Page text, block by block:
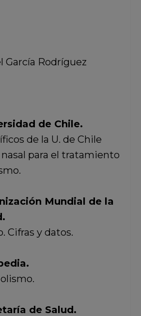
García Rodríguez
de Chile.
de la U. de Chile
para el tratamiento
Mundial de la
Cifras y datos.
de Salud.